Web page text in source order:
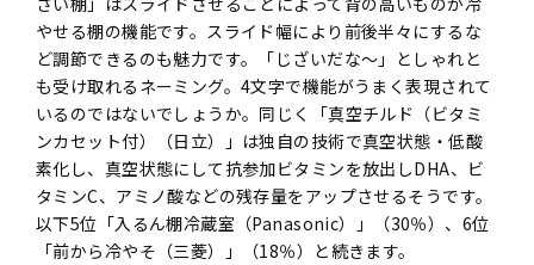
やせる棚の機能です。スライド幅により前後半々にするな
ど調節できるのも魅力です。「じざいだな〜」としゃれと
も受け取れるネーミング。4文字で機能がうまく表現されて
いるのではないでしょうか。同じく「真空チルド（ビタミ
ンカセット付）（日立）」は独自の技術で真空状態・低酸
素化し、真空状態にして抗参加ビタミンを放出しDHA、ビ
タミンC、アミノ酸などの残存量をアップさせるそうです。
以下5位「入るん棚冷蔵室（Panasonic）」（30％）、6位
「前から冷やそ（三菱）」（18％）と続きます。